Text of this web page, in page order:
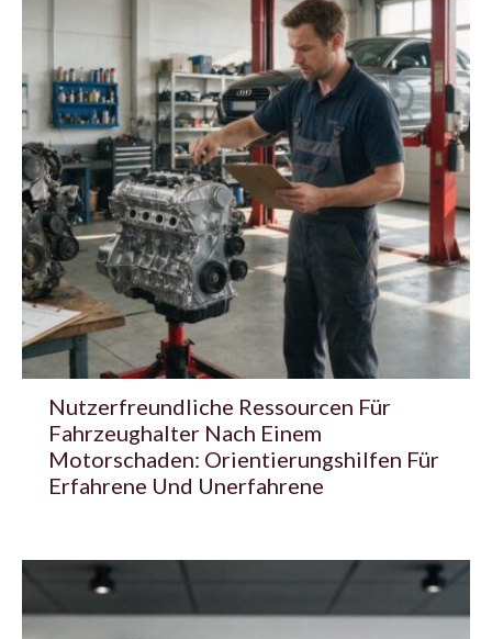
Nutzerfreundliche Ressourcen Für
Fahrzeughalter Nach Einem
Motorschaden: Orientierungshilfen Für
Erfahrene Und Unerfahrene